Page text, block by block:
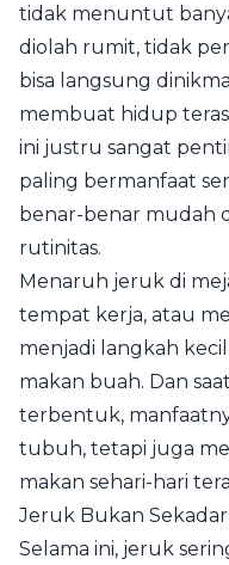
tidak menuntut
diolah rumit, tidak
bisa langsung
membuat hidup
ini justru sangat
paling bermanfaat
benar-benar mudah
rutinitas.
Menaruh jeruk di
tempat kerja, atau
menjadi langkah
makan buah. Dan
terbentuk,
tubuh, tetapi juga
makan sehari-hari
Jeruk Bukan
Selama ini, jeruk